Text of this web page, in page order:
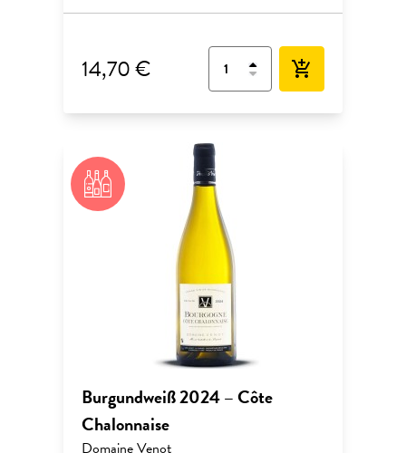
14,70 € add_shopping_cart
Burgundweiß 2024 – Côte
Chalonnaise